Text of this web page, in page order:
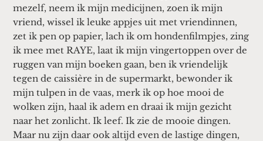
mezelf, neem ik mijn medicijnen, zoen ik mijn
vriend, wissel ik leuke appjes uit met vriendinnen,
zet ik pen op papier, lach ik om hondenfilmpjes, zing
ik mee met RAYE, laat ik mijn vingertoppen over de
ruggen van mijn boeken gaan, ben ik vriendelijk
tegen de caissière in de supermarkt, bewonder ik
mijn tulpen in de vaas, merk ik op hoe mooi de
wolken zijn, haal ik adem en draai ik mijn gezicht
naar het zonlicht. Ik leef. Ik zie de mooie dingen.
Maar nu zijn daar ook altijd even de lastige dingen,